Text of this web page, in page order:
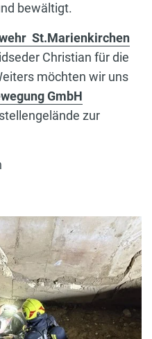
bewältigt.
St.Marienkirchen
Christian für die
möchten wir uns
GmbH
zur